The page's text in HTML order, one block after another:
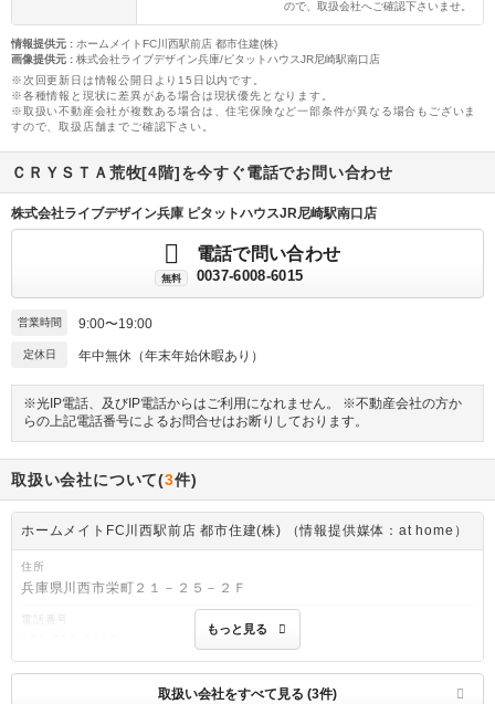
ので、取扱会社へご確認下さいませ。
情報提供元 : ホームメイトFC川西駅前店 都市住建(株)
画像提供元 : 株式会社ライブデザイン兵庫/ピタットハウスJR尼崎駅南口店
※次回更新日は情報公開日より15日以内です。
※各種情報と現状に差異がある場合は現状優先となります。
※取扱い不動産会社が複数ある場合は、住宅保険など一部条件が異なる場合もございま
すので、取扱店舗までご確認下さい。
ＣＲＹＳＴＡ荒牧[4階]を今すぐ電話でお問い合わせ
株式会社ライブデザイン兵庫 ピタットハウスJR尼崎駅南口店
無料
電話で問い合わせ
0037-6008-6015
営業時間 9:00〜19:00
定休日 年中無休（年末年始休暇あり）
※光IP電話、及びIP電話からはご利用になれません。 ※不動産会社の方か
らの上記電話番号によるお問合せはお断りしております。
取扱い会社について(3件)
ホームメイトFC川西駅前店 都市住建(株) （情報提供媒体：at home）
住所
兵庫県川西市栄町２１－２５－２Ｆ
電話番号
免許番号
兵庫県知事免許(6)第203057号
もっと見る
取扱い会社をすべて見る (3件)